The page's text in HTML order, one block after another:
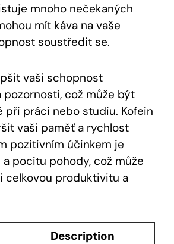
mnoho nečekaných​
mít káva na vaše
soustředit se.
vaši ⁢schopnost
pozornosti, ‍což ‌může být
při práci nebo studiu. Kofein
vaši paměť a rychlost
pozitivním účinkem je
a pocitu pohody, což‍ může
‍celkovou produktivitu a
Description